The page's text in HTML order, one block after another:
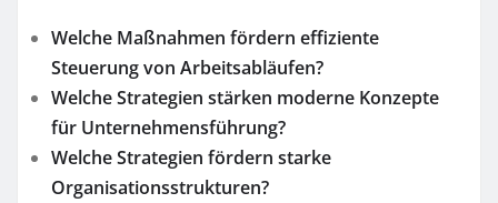
Welche Maßnahmen fördern effiziente
Steuerung von Arbeitsabläufen?
Welche Strategien stärken moderne Konzepte
für Unternehmensführung?
Welche Strategien fördern starke
Organisationsstrukturen?